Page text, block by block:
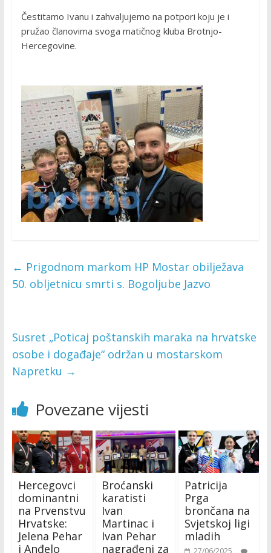
Čestitamo Ivanu i zahvaljujemo na potpori koju je i
pružao članovima svoga matičnog kluba Brotnjo-
Hercegovine.
← Prigodnom markom HP Mostar obilježava
50. obljetnicu smrti s. Bogoljube Jazvo
Susret „Poticaj poštanskih maraka na hrvatske
osobe i događaje“ održan u mostarskom
Napretku →
Povezane vijesti
Hercegovci
dominantni
na Prvenstvu
Hrvatske:
Jelena Pehar
i Anđelo
Broćanski
karatisti
Ivan
Martinac i
Ivan Pehar
nagrađeni za
Patricija
Prga
brončana na
Svjetskoj ligi
mladih